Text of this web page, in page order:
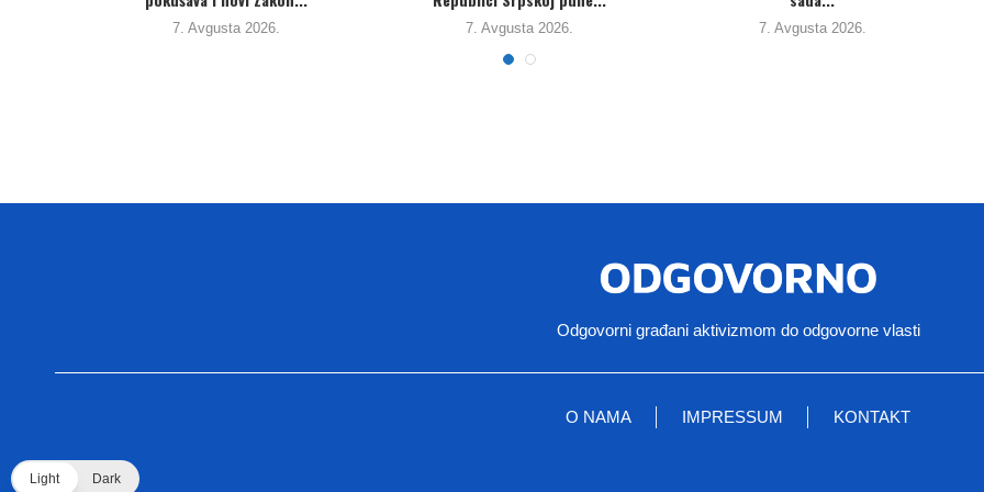
7. Avgusta 2026. 4. Avgusta 2026. 3. Avgusta 2026.
Odgovorni građani aktivizmom do odgovorne vlasti
O NAMA IMPRESSUM KONTAKT
Light Dark